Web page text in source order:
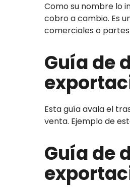
Como su nombre lo
cobro a cambio. Es
comerciales o
Guía de
Esta guía avala el
venta. Ejemplo de
Guía de